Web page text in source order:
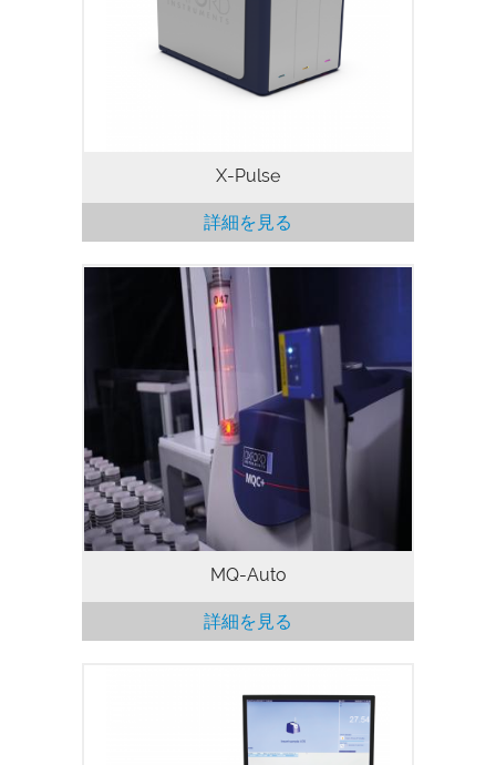
リー、反応モニタリング、および温度可変
機能を組み合わせ、向上したスペクトル分
解能で、ラボの卓上において幅広い実験を
行うことが可能です。
X-Pulse
詳細を見る
世界中の何千人ものユーザーが、当社の迅
速で正確な卓上型核磁気共鳴 (NMR) 分析
装置、MQC や MQC+ シリーズによる測定
を行っています。そして、リモートや自動
化が要求される現在、MQC+ シリーズに対
応のオートサンプラーの需要が増々高まっ
ています。MQC+ の作業時間を拡張するロ
ボットシステム MQ-Auto により、ラボの
生産性と効率がさらに向上します。 MQ-
Auto は、サンプル数が多く高い処理能力
を必要としているラボや、測定時間が比較
的長い高性能アプリケーションには特に有
効です。分析サンプルが大量に積み上が
り、猫の手も借りたいという方もいらっし
いる間、技術者は他の業務に専念すること
ができます。
MQ-Auto
詳細を見る